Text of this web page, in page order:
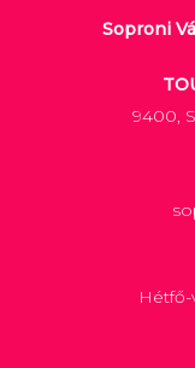
Soproni
9400,
Hétfő-